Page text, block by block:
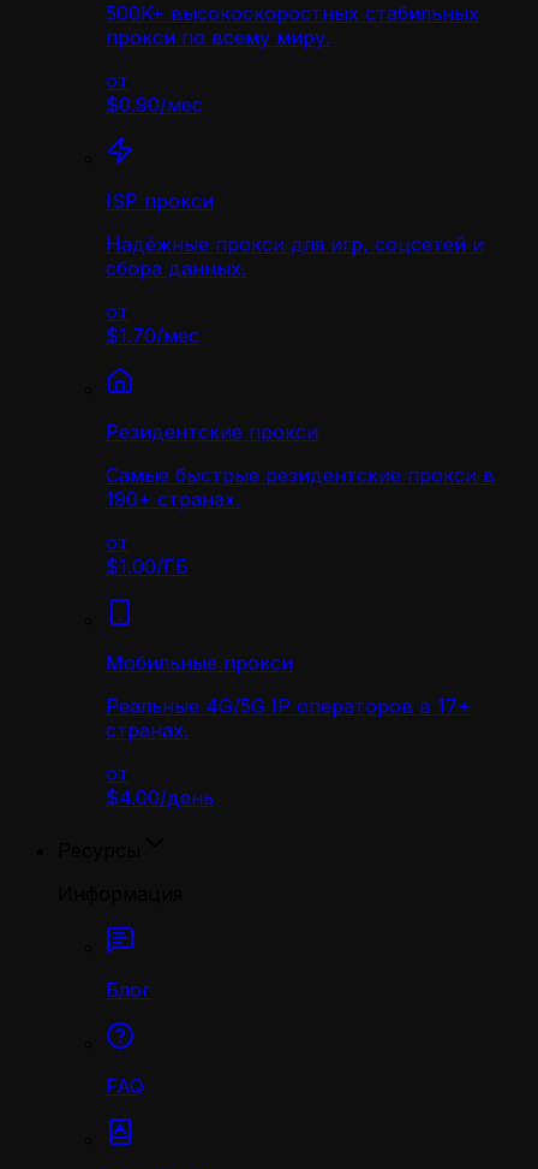
500K+ высокоскоростных стабильных
прокси по всему миру.
от
$0.90/мес
ISP прокси
Надёжные прокси для игр, соцсетей и
сбора данных.
от
$1.70/мес
Резидентские прокси
Самые быстрые резидентские прокси в
190+ странах.
от
$1.00/ГБ
Мобильные прокси
Реальные 4G/5G IP операторов в 17+
странах.
от
$4.00/день
Блог
FAQ